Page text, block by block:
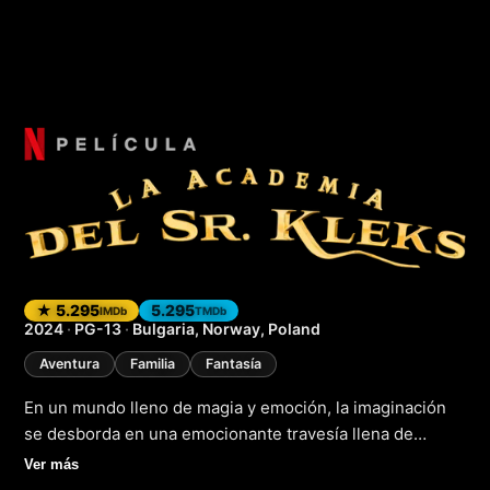
La academia del
★ 5.295IMDb 5.295TMDb
2024 · PG-13 · Bulgaria, Norway, Poland
Aventura Familia Fantasía
En un mundo lleno de magia y emoción, la imaginación
se desborda en una emocionante travesía llena de
sorpresas y descubrimientos. La academia del Sr. Kleks,
Ver más